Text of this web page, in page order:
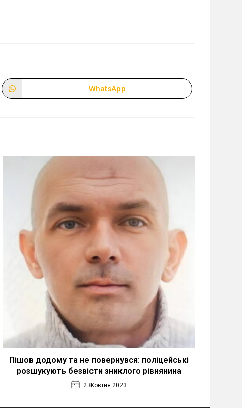
Відкрити
в
WhatsApp
Пішов додому та не повернувся: поліцейські
розшукують безвісти зниклого рівнянина
2 Жовтня 2023